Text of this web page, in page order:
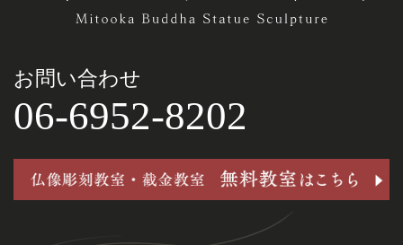
お問い合わせ
06-6952-8202